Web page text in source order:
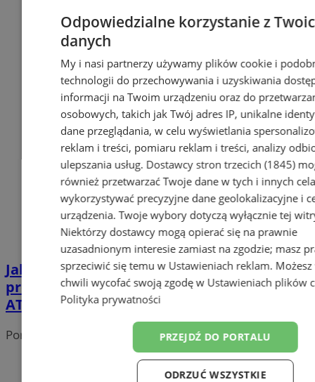
Jak dobrać właściwe dodatki paszowe na
problemy metaboliczne: przewodnik
ATL AGRO
Portal należy do sieci
Odpowiedzialne korzystanie z
danych
My i nasi partnerzy używamy plików cookie i
technologii do przechowywania i uzyskiwania
informacji na Twoim urządzeniu oraz do
osobowych, takich jak Twój adres IP, unikalne
dane przeglądania, w celu wyświetlania
reklam i treści, pomiaru reklam i treści, analizy
ulepszania usług. Dostawcy stron trzecich (1845)
również przetwarzać Twoje dane w tych i innych
wykorzystywać precyzyjne dane geolokalizacyjne i
urządzenia. Twoje wybory dotyczą wyłącznie tej
Niektórzy dostawcy mogą opierać się na prawnie
uzasadnionym interesie zamiast na zgodzie; masz
sprzeciwić się temu w Ustawieniach reklam.
chwili wycofać swoją zgodę w Ustawieniach plików
Polityka prywatności
PRZEJDŹ DO PORTALU
ODRZUĆ WSZYSTKIE